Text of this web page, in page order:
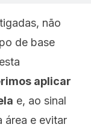
não
de base
aplicar
e, ao sinal
área e evitar